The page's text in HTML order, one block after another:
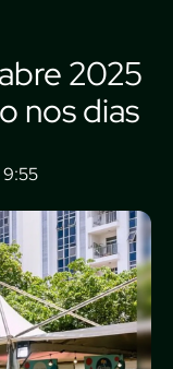
2025
nos dias
9:55